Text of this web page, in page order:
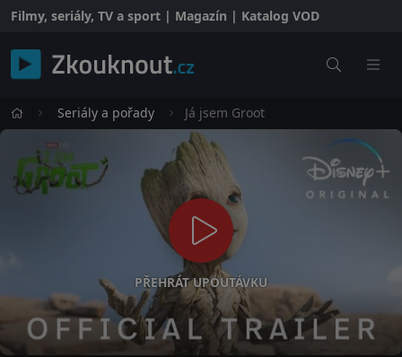
Filmy, seriály, TV a sport | Magazín | Katalog VOD
Seriály a pořady Já jsem Groot
PŘEHRÁT UPOUTÁVKU